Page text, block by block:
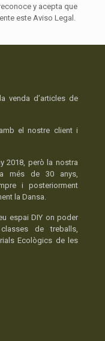
y acepta que
este Aviso Legal.
venda d’articles de
el nostre client i
2018, però la nostra
més de 30 anys,
i posteriorment
la Dansa.
espai DIY on poder
de treballs,
Ecològics de les